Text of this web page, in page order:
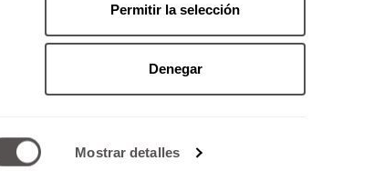
Mostrar detalles
Permitir la selección
Denegar